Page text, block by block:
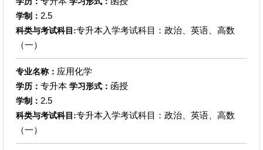
学制： 2.5
科类与考试科目:专升本入学考试科目：政治、英语、高数
（一）
专业名称： 应用化学
学历： 专升本 学习形式： 函授
学制： 2.5
科类与考试科目:专升本入学考试科目：政治、英语、高数
（一）